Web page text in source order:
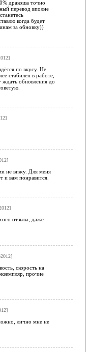
дракоша точно
перевод вполне
когда будет
за обновку))
по вкусу. Не
стабилен в работе,
ждать обновления до
не вижу. Для меня
и вам понравится.
отзыва, даже
скорость на
прочие
лично мне не